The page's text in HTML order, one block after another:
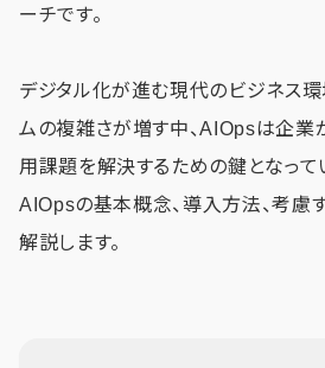
ーチです。
デジタル化が進む現代のビジネス環
ムの複雑さが増す中、AIOpsは企業
用課題を解決するための鍵となって
AIOpsの基本概念、導入方法、考慮
解説します。